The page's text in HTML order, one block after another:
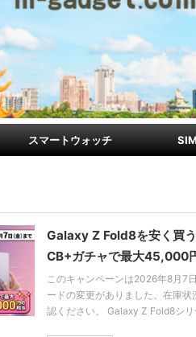
スマートウォッチ
Galaxy Z Fold8を安く買
CB+ガチャで最大45,000
このキャンペーンは2026年8月7
ードの変更がありました。在庫
認ください。 Galaxy Z Fold8シリ